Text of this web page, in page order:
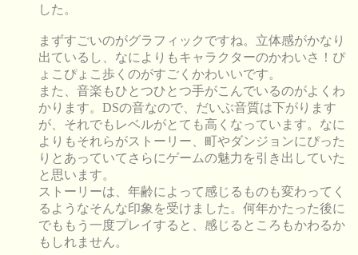
した。
まずすごいのがグラフィックですね。立体感がかなり
出ているし、なによりもキャラクターのかわいさ！ぴ
ょこぴょこ歩くのがすごくかわいいです。
また、音楽もひとつひとつ手がこんでいるのがよくわ
かります。DSの音なので、だいぶ音質は下がります
が、それでもレベルがとても高くなっています。なに
よりもそれらがストーリー、町やダンジョンにぴった
りとあっていてさらにゲームの魅力を引き出していた
と思います。
ストーリーは、年齢によって感じるものも変わってく
るようなそんな印象を受けました。何年かたった後に
でももう一度プレイすると、感じるところもかわるか
もしれません。